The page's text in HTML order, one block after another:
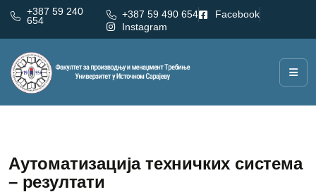
+387 59 240
654
+387 59 490 654
Facebook
Instagram
Аутоматизација техничких система
– резултати